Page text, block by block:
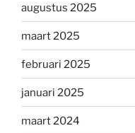
augustus 2025
maart 2025
februari 2025
januari 2025
maart 2024